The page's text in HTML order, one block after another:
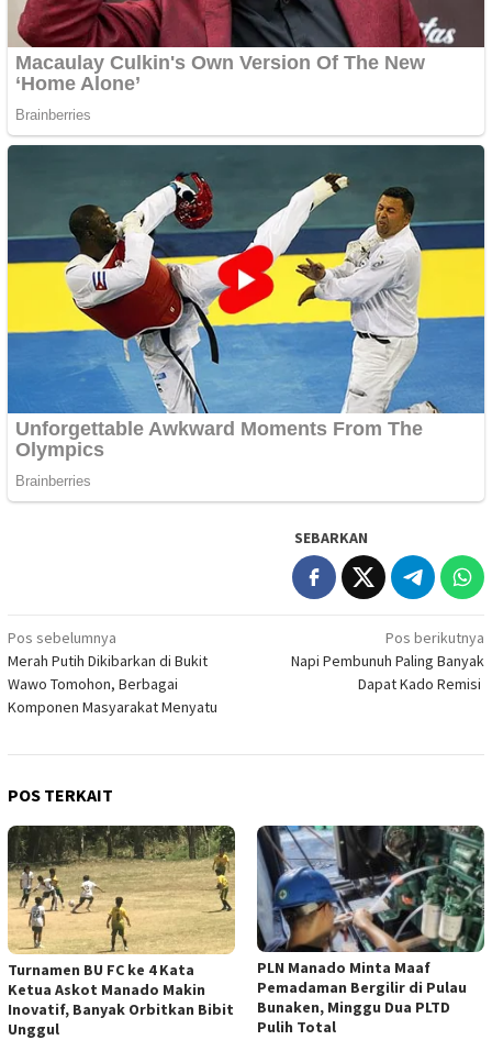
SEBARKAN
Navigasi
pos
Pos sebelumnya
Merah Putih Dikibarkan di Bukit
Wawo Tomohon, Berbagai
Komponen Masyarakat Menyatu
Pos berikutnya
Napi Pembunuh Paling Banyak
Dapat Kado Remisi
POS TERKAIT
Turnamen BU FC ke 4 Kata
Ketua Askot Manado Makin
Inovatif, Banyak Orbitkan Bibit
Unggul
PLN Manado Minta Maaf
Pemadaman Bergilir di Pulau
Bunaken, Minggu Dua PLTD
Pulih Total